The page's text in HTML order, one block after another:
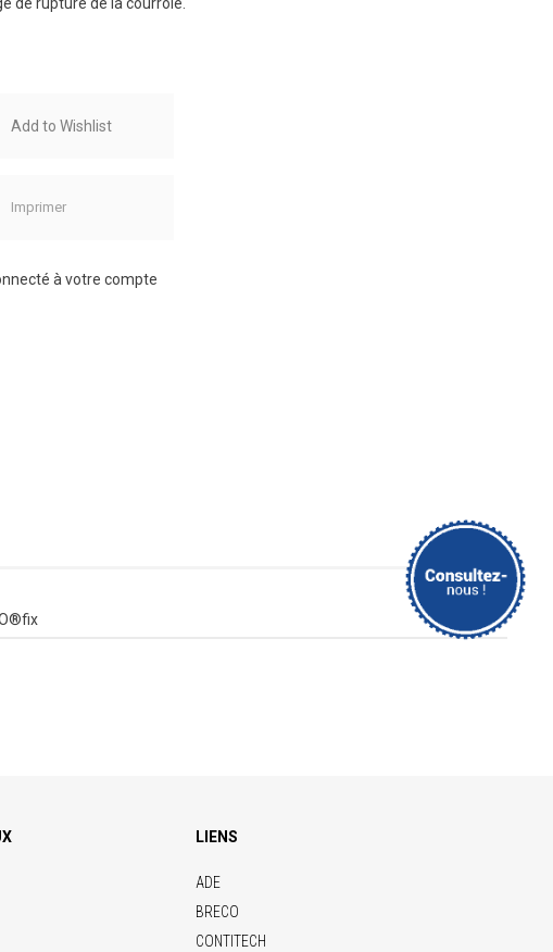
Add to Wishlist
Imprimer
à votre compte
LIENS
ADE
BRECO
CONTITECH